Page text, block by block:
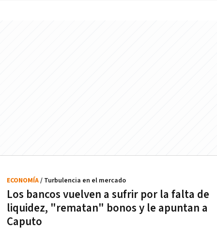
Los bancos vuelven a sufrir por la falta de
liquidez, "rematan" bonos y le apuntan a
Caputo
ECONOMÍA/ Turbulencia en el mercado